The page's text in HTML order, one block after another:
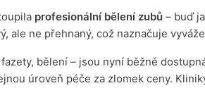
profesionální bělení zubů – buď
ale ne přehnaný, což naznačuje
bělení – jsou nyní běžně
úroveň péče za zlomek ceny.